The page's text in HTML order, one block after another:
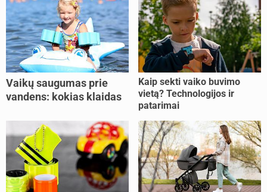
Vaikų saugumas prie
vandens: kokias klaidas
Kaip sekti vaiko buvimo
vietą? Technologijos ir
patarimai